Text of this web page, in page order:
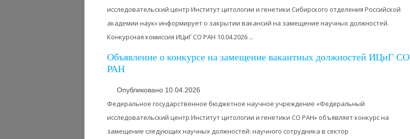
исследовательский центр Институт цитологии и генетики Сибирского отделения Российской
академии наук» информирует о закрытии вакансий на замещение научных должностей.
Конкурсная комиссия ИЦиГ СО РАН 10.04.2026 ...
Объявление о конкурсе на замещение вакантных должностей ИЦиГ СО
РАН
Опубликовано 10.04.2026
Федеральное государственное бюджетное научное учреждение «Федеральный
исследовательский центр Институт цитологии и генетики СО РАН» объявляет конкурс на
замещение следующих научных должностей: научного сотрудника в сектор